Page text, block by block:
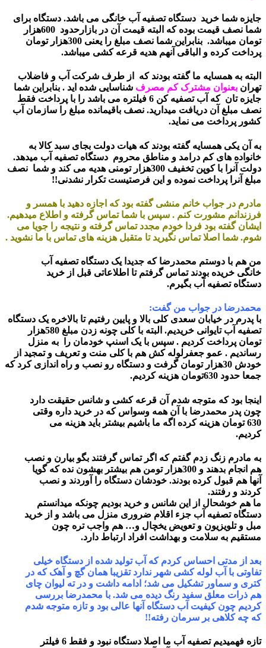
جایزه شما خرید دستگاه تصفیه آب خانگی می باشد. دستگاه برای
شما نصف قیمت بوده که البته قیمت آن در بازارحدود 600هزار
تومان میباشد. بنابراین شما نصف مبلغ را یعنی 300هزار تومان
پرداخت کرده و الباقی آنهم هدیه قرعه کشی میباشد.
البته به همسایه ما گفته بودند که از طرف شرکت آب و فاضلاب
تهران بعنوان مشترک کم مصرف شناسایی شده اید . بنابراین شما
جایزه تان که آب تصفیه کن 6 فیلتره می باشد را با پرداخت فقط
نصف مبلغ آن دریافت میدارید. نصف باقیمانده مبلغ را سازمان آب
کشور پرداخت می نماید.
به آن یکی همسایه گفته بودند که هیات دولت بجای سبد کالا به
خانواده های کم درامد و مناطق محروم دستگاه تصفیه آب میدهد.
دولت آنرا با کوپن تخفیف 300هزار تومنی هدیه می کند و شما نصف
مبلغ آنرا پرداخت نموده و این فرصتیست تکرار نشدنی!!
مادرم در جواب خانم منشی گفته بود که اجازه دهید با همسر و
فرزندانم مشورت کنم . سپس با شما تماس گرفته و اطلاع میدهیم.
ایشان گفته بود فردا خودم مجدد تماس گرفته و نتیجه را جویا می
شوم. شما اصلا تماس نگیرید تا متقبل هزینه های تماس با ما نشوید .
من هم با دوستم محمدرضا که جدیدا یک دستگاه تصفیه آب
خانگی خریده بودند تماس گرفتم تا اطلاعاتی قبل از خرید
دستگاه تصفیه آب بگیرم.
محمدرضا در جواب من گفت:
با پدرم در خیابان سعدی کلی بالا و پایین رفتیم تا بالاخره یک دستگاه
تصفیه آب تایوانی خریدیم. البته با کلی چونه زدن مبلغ 580هزار
تومان پرداخت کردیم . سپس با یک اسنپ خودمان را به منزل
رساندیم . عمو جعفرلوله کش هم با کلی منت و تعریف و تمجید از
خودش 30هزار تومان گرفت و دستگاه رو نصب و راه اندازی کرد که
جمعا حدود 630تومان هزینه کردیم.
اینجا بود که متوجه شدم آن قرعه کشی و شانس حقیقت دارد
چون پدر محمدرضا با آن همه وسواس که در خرید داره وقتی
630 تومان هزینه کرده اگه ما باشیم بیشتر باید هزینه می
کردیم.
به مادرم زنگ زدم گفتم که اگر تماس گرفتند بگو بیارن و نصب
هم انجام بدهند و 300هزار تومن هم بیشتر بهشون نده که گویا
آنها هم قبول کرده بودند. خودشان دستگاه را آوردند و نصب
کردند و رفتند.
ما هم خوشحال از این شانس و خرید بودیم چونکه میدانستم
دستگاه تصفیه آب جزء اقلام ضروری منزل می باشد و از خرید
مبل و تلویزیون و تعویض یخچال و… هم واجب تره چون
مستقیم به سلامت و بهداشت افراد ارتباط دارد.
بعد از مدتی احساس کردم که آب تولید شده از دستگاه خیلی
تفاوتی با آب لوله کشی شهر ندارد تقزیبا همان گچ و آهک که در
کتری و سماور تشکیل می شد؛ ادامه داشت و در ته لیوان چای
هم ذرات معلق سفید رنگ دیده می شد. با محمدرضا بررسی
کردیم چون کیفیت آب دستگاه آنها عالی بود و تازه متوجه شدم
که چه کلاهی بر سرمان رفته!!
تازه فهمیدیم تصفیه آب ما اصلا دستگاه نبود و فقط 6 فیلتر